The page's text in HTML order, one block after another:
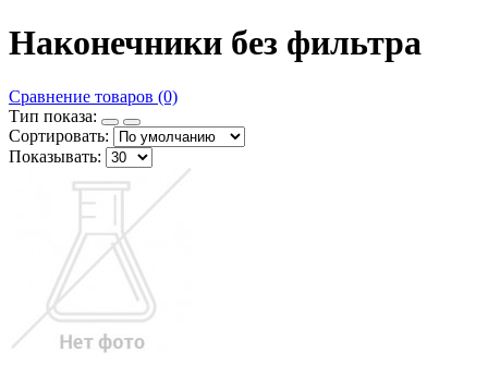
Наконечники без фильтра
Сравнение товаров (0)
Тип показа:
Сортировать:
Показывать: